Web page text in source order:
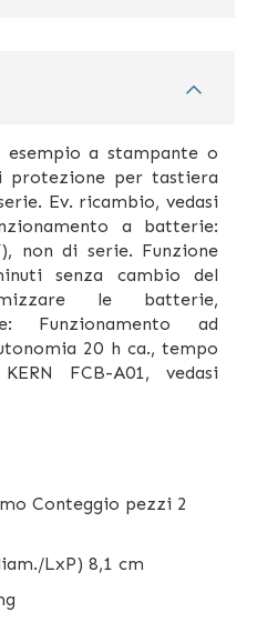
a stampante o
protezione per tastiera
Ev. ricambio, vedasi
a batterie:
non di serie. Funzione
senza cambio del
le batterie,
Funzionamento ad
20 h ca., tempo
FCB-A01, vedasi
Conteggio pezzi 2
LxP) 8,1 cm